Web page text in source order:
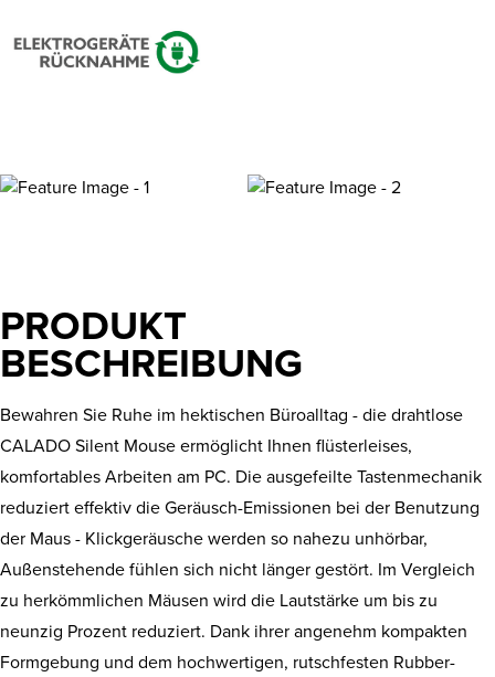
PRODUKT
BESCHREIBUNG
Bewahren Sie Ruhe im hektischen Büroalltag - die drahtlose
CALADO Silent Mouse ermöglicht Ihnen flüsterleises,
komfortables Arbeiten am PC. Die ausgefeilte Tastenmechanik
reduziert effektiv die Geräusch-Emissionen bei der Benutzung
der Maus - Klickgeräusche werden so nahezu unhörbar,
Außenstehende fühlen sich nicht länger gestört. Im Vergleich
zu herkömmlichen Mäusen wird die Lautstärke um bis zu
neunzig Prozent reduziert. Dank ihrer angenehm kompakten
Formgebung und dem hochwertigen, rutschfesten Rubber-